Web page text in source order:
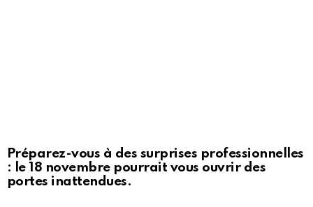
Préparez-vous à des surprises professionnelles
: le 18 novembre pourrait vous ouvrir des
portes inattendues.